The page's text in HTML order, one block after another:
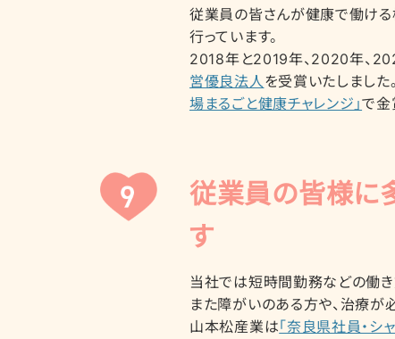
従業員の皆さんが健康で働け
行っています。
2018年と2019年、2020年、
営優良法人を受賞いたしまし
場まるごと健康チャレンジ」で金
従業員の皆様に
す
当社では短時間勤務などの働き
また障がいのある方や、治療が
山本松産業は「奈良県社員・シ